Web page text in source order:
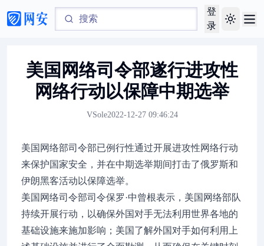
登
录
Toggle
美国网络司令部遂行进攻性
网络行动以保障中期选举
VSole2022-12-27 09:46:24
美国网络部司令部已例行性通过开展进攻性网络行动
来保护国家安全，并在中期选举期间打击了俄罗斯和
伊朗黑客活动以保障选举。
美国网络司令部司令保罗·中曾根表示，美国网络部队
持续开展行动，以确保外国对手无法利用世界各地的
基础设施来施加影响；美国了解外国对手如何利用上